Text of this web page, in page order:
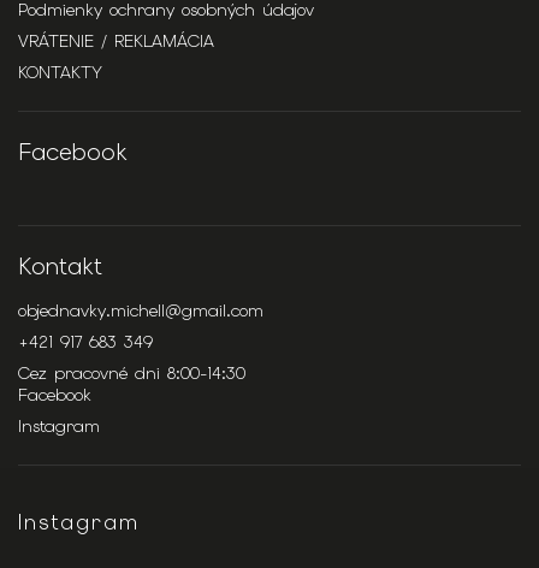
Podmienky ochrany osobných údajov
VRÁTENIE / REKLAMÁCIA
KONTAKTY
Facebook
Kontakt
objednavky.michell@gmail.com
+421 917 683 349
Cez pracovné dni 8:00-14:30
Facebook
Instagram
Instagram